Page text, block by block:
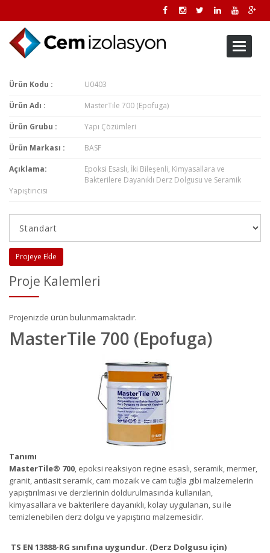
Toggle
Ürün Kodu : U0403
Ürün Adı : MasterTile 700 (Epofuga)
Ürün Grubu : Yapı Çözümleri
Ürün Markası : BASF
Açıklama:
Epoksi Esaslı, İki Bileşenli, Kimyasallara ve
Bakterilere Dayanıklı Derz Dolgusu ve Seramik
Yapıştırıcısı
Projeye Ekle
Proje Kalemleri
Projenizde ürün bulunmamaktadır.
MasterTile 700 (Epofuga)
Tanımı
MasterTile® 700, epoksi reaksiyon reçine esaslı, seramik, mermer,
granit, antiasit seramik, cam mozaik ve cam tuğla gibi malzemelerin
yapıştırılması ve derzlerinin doldurulmasında kullanılan,
kimyasallara ve bakterilere dayanıklı, kolay uygulanan, su ile
temizlenebilen derz dolgu ve yapıştırıcı malzemesidir.
TS EN 13888-RG sınıfına uygundur. (Derz Dolgusu için)